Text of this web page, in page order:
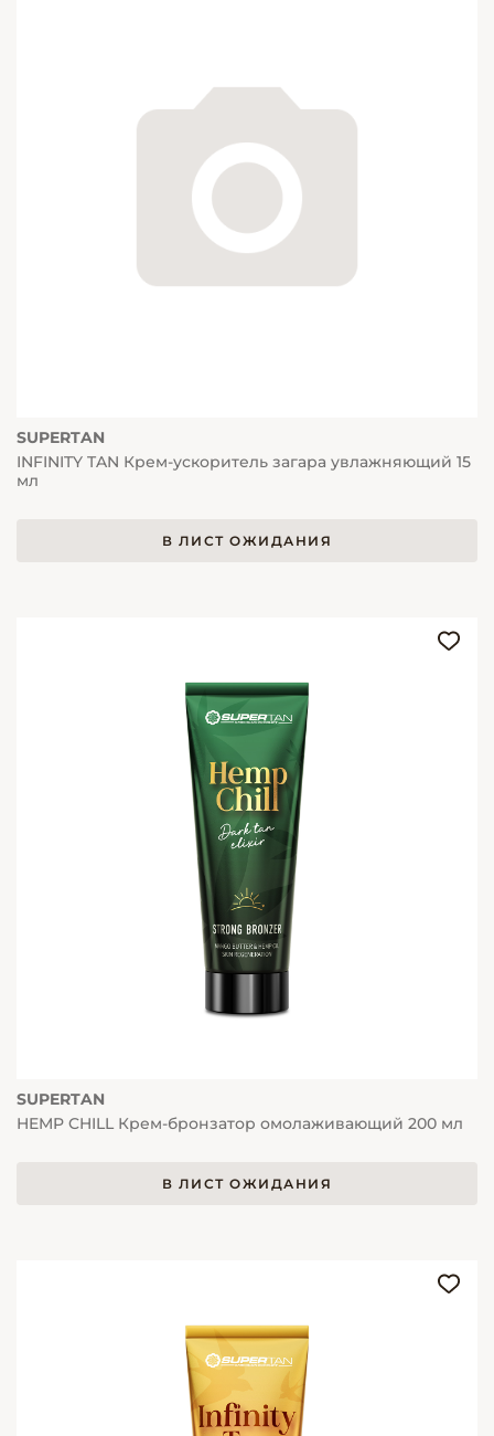
SUPERTAN
INFINITY TAN Крем-ускоритель загара увлажняющий 15
мл
В ЛИСТ ОЖИДАНИЯ
SUPERTAN
HEMP CHILL Крем-бронзатор омолаживающий 200 мл
В ЛИСТ ОЖИДАНИЯ